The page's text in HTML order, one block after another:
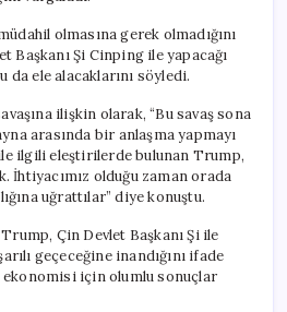
olmasına gerek olmadığını
Başkanı Şi Cinping ile yapacağı
ele alacaklarını söyledi.
ilişkin olarak, “Bu savaş sona
arasında bir anlaşma yapmayı
ilgili eleştirilerde bulunan Trump,
İhtiyacımız olduğu zaman orada
uğrattılar” diye konuştu.
Çin Devlet Başkanı Şi ile
geçeceğine inandığını ifade
için olumlu sonuçlar